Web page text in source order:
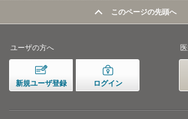
このページの先頭へ
ユーザの方へ
新規ユーザ登録 ログイン